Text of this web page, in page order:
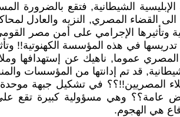
الشيطانية, فتقع بالضرورة
القضاء المصري, النزيه والعادل
الإجرامي على أمن مصر القومي
تدريسها في هذه المؤسسة
ناهيك عن إستهدافها
قد تم إدانتها من المؤسسات
المصريين!!؟؟ في تشكيل جبهة موحدة
وهي مسؤولية كبيرة تقع على
هي الهجوم.